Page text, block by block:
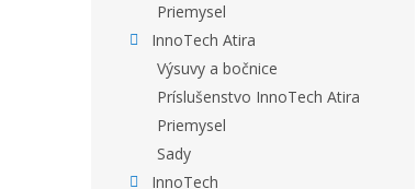
Priemysel
InnoTech Atira
Výsuvy a bočnice
Príslušenstvo InnoTech Atira
Priemysel
Sady
InnoTech